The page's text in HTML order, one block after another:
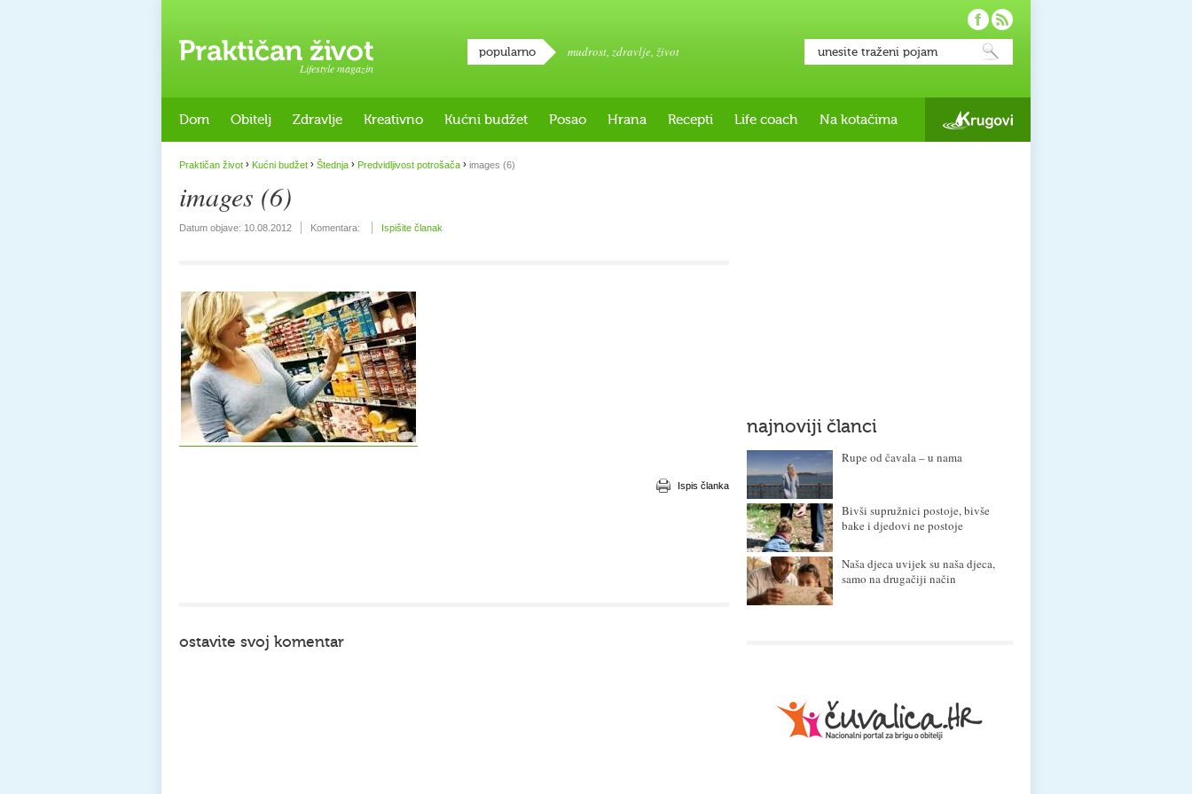
Lifestyle magazin
popularno mudrost, zdravlje, život
Dom Obitelj Zdravlje Kreativno Kućni budžet Posao Hrana Recepti Life coach Na kotačima
Praktičan život › Kućni budžet › Štednja › Predvidljivost potrošača › images (6)
images (6)
Datum objave: 10.08.2012 Komentara: Ispišite članak
Ispis članka
ostavite svoj komentar
najnoviji članci
Rupe od čavala – u nama
Bivši supružnici postoje, bivše
bake i djedovi ne postoje
Naša djeca uvijek su naša djeca,
samo na drugačiji način